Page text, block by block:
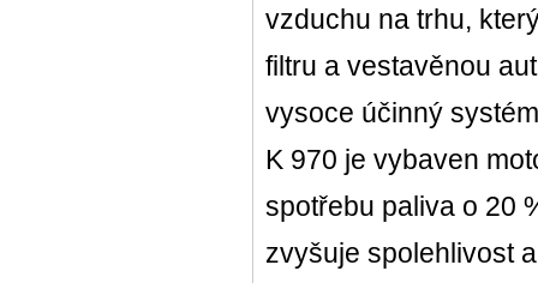
vzduchu na trhu,
filtru a vestavěnou
vysoce účinný
K 970 je vybaven
spotřebu paliva o 20
zvyšuje spolehlivost